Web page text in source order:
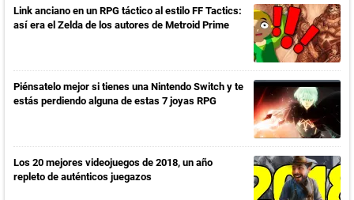
Link anciano en un RPG táctico al estilo FF Tactics:
así era el Zelda de los autores de Metroid Prime
Piénsatelo mejor si tienes una Nintendo Switch y te
estás perdiendo alguna de estas 7 joyas RPG
Los 20 mejores videojuegos de 2018, un año
repleto de auténticos juegazos